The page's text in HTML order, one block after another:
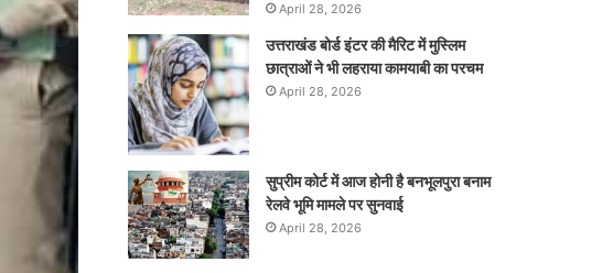
April 28, 2026
उत्तराखंड बोर्ड इंटर की मैरिट में मुस्लिम
छात्राओं ने भी लहराया कामयाबी का परचम
April 28, 2026
सुप्रीम कोर्ट में आज होनी है बनभूलपुरा बनाम
रेलवे भूमि मामले पर सुनवाई
April 28, 2026